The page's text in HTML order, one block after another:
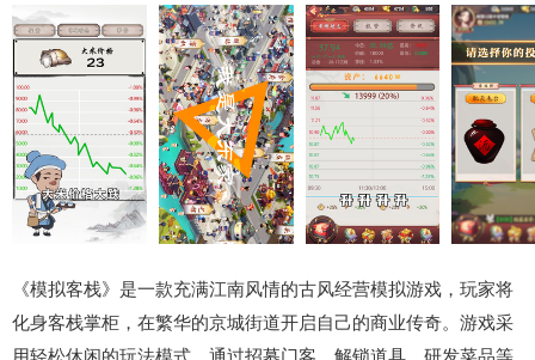
《模拟客栈》是一款充满江南风情的古风经营模拟游戏，玩家将
化身客栈掌柜，在繁华的京城街道开启自己的商业传奇。游戏采
用轻松休闲的玩法模式，通过招募门客、解锁道具、研发菜品等